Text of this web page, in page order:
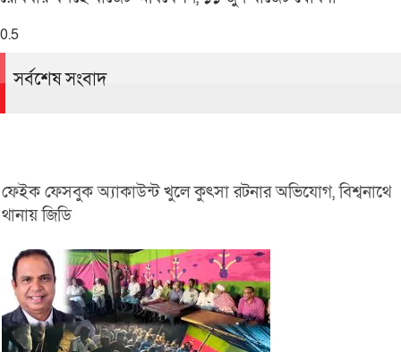
সর্বশেষ সংবাদ
ফেইক ফেসবুক অ্যাকাউন্ট খুলে কুৎসা রটনার অভিযোগ, বিশ্বনাথে
থানায় জিডি